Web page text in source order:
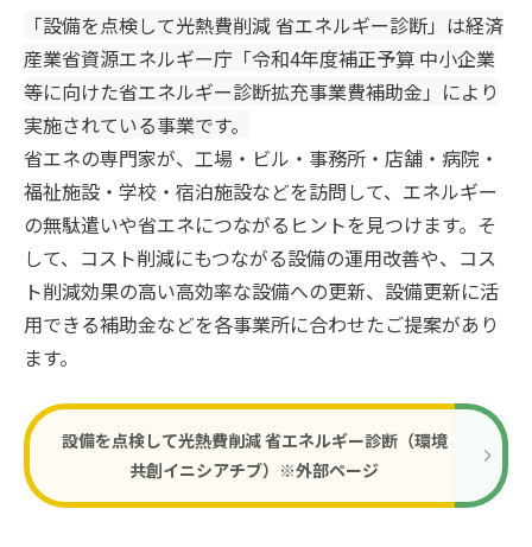
「設備を点検して光熱費削減 省エネルギー診断」は経済
産業省資源エネルギー庁「令和4年度補正予算 中小企業
等に向けた省エネルギー診断拡充事業費補助金」により
実施されている事業です。
省エネの専門家が、工場・ビル・事務所・店舗・病院・
福祉施設・学校・宿泊施設などを訪問して、 エネルギー
の無駄遣いや省エネにつながる ヒントを見つけます。 そ
して、コスト削減にもつながる設備の運用改善や、 コス
ト削減効果の高い高効率な設備への更新、設備更新に活
用できる補助金などを各事業所に合わせたご提案があり
ます。
設備を点検して光熱費削減 省エネルギー診断（環境
共創イニシアチブ）※外部ページ